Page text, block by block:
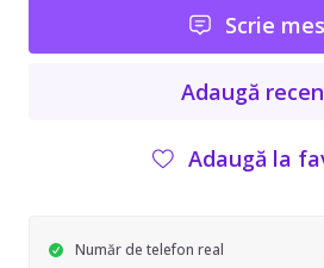
Scrie
Adaugă
Adaugă la
Număr de telefon real